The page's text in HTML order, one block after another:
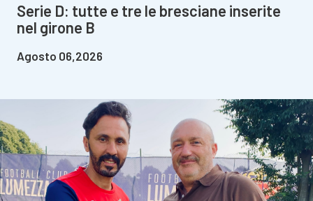
Serie D: tutte e tre le bresciane inserite
nel girone B
Agosto 06,2026